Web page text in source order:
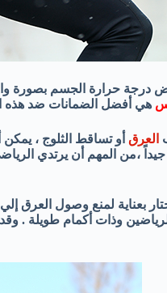
درجة حرارة الجسم بصورة
هي أفضل الضمانات ضد هذه
العرق أو تساقط الثلوج ،
،من المهم أن يرتدي
بعناية لمنع وصول العرق
وذات أكمام طويلة .